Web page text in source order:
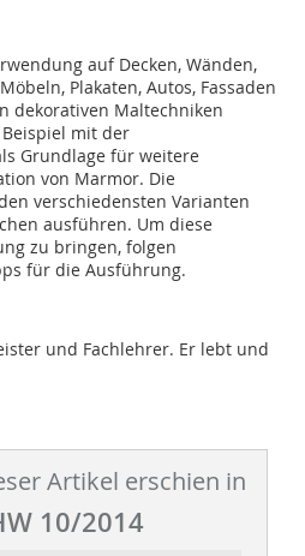
auf Decken, Wänden,
Plakaten, Autos, Fassaden
dekorativen Maltechniken
mit der
Grundlage für weitere
von Marmor. Die
verschiedensten Varianten
ausführen. Um diese
zu bringen, folgen
für die Ausführung.
und Fachlehrer. Er lebt und
Artikel erschien in
10/2014